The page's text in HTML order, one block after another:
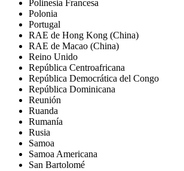
Polinesia Francesa
Polonia
Portugal
RAE de Hong Kong (China)
RAE de Macao (China)
Reino Unido
República Centroafricana
República Democrática del Congo
República Dominicana
Reunión
Ruanda
Rumanía
Rusia
Samoa
Samoa Americana
San Bartolomé